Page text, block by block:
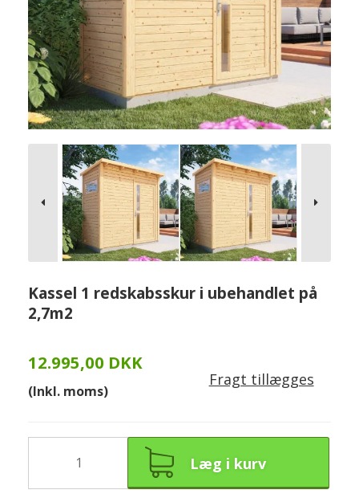
Kassel 1 redskabsskur i ubehandlet på
2,7m2
12.995,00 DKK
(Inkl. moms)
Fragt tillægges
Læg i kurv